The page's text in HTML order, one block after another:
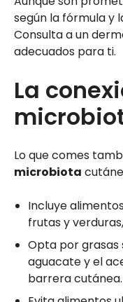
según la fórmula y
Consulta a un
adecuados para ti.
La
Lo que comes
microbiota
Incluye
frutas y
Opta por grasas
aguacate y el
barrera cutánea.